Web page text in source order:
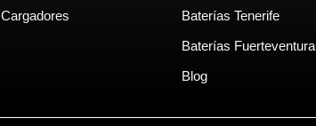
Cargadores
Baterías Tenerife
Baterías Fuerteventura
Blog